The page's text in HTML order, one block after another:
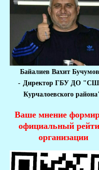
Байалиев Вахит
- Директор ГБУ ДО
Курчалоевского
Ваше мнение
официальный
организации